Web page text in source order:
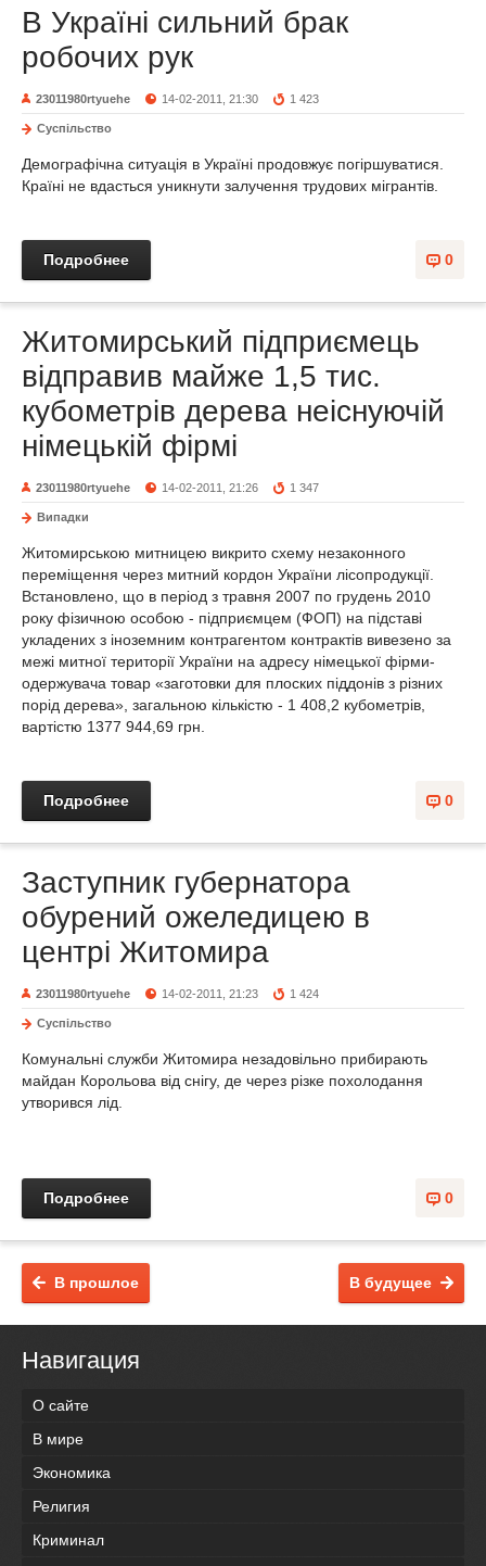
В Україні сильний брак
робочих рук
23011980rtyuehe 14-02-2011, 21:30 1 423
Суспільство
Демографічна ситуація в Україні продовжує погіршуватися.
Країні не вдасться уникнути залучення трудових мігрантів.
0
Подробнее
Житомирський підприємець
відправив майже 1,5 тис.
кубометрів дерева неіснуючій
німецькій фірмі
23011980rtyuehe 14-02-2011, 21:26 1 347
Випадки
Житомирською митницею викрито схему незаконного
переміщення через митний кордон України лісопродукції.
Встановлено, що в період з травня 2007 по грудень 2010
року фізичною особою - підприємцем (ФОП) на підставі
укладених з іноземним контрагентом контрактів вивезено за
межі митної території України на адресу німецької фірми-
одержувача товар «заготовки для плоских піддонів з різних
порід дерева», загальною кількістю - 1 408,2 кубометрів,
вартістю 1377 944,69 грн.
0
Подробнее
Заступник губернатора
обурений ожеледицею в
центрі Житомира
23011980rtyuehe 14-02-2011, 21:23 1 424
Суспільство
Комунальні служби Житомира незадовільно прибирають
майдан Корольова від снігу, де через різке похолодання
утворився лід.
0
Подробнее
В будущее
В прошлое
Навигация
О сайте
В мире
Экономика
Религия
Криминал